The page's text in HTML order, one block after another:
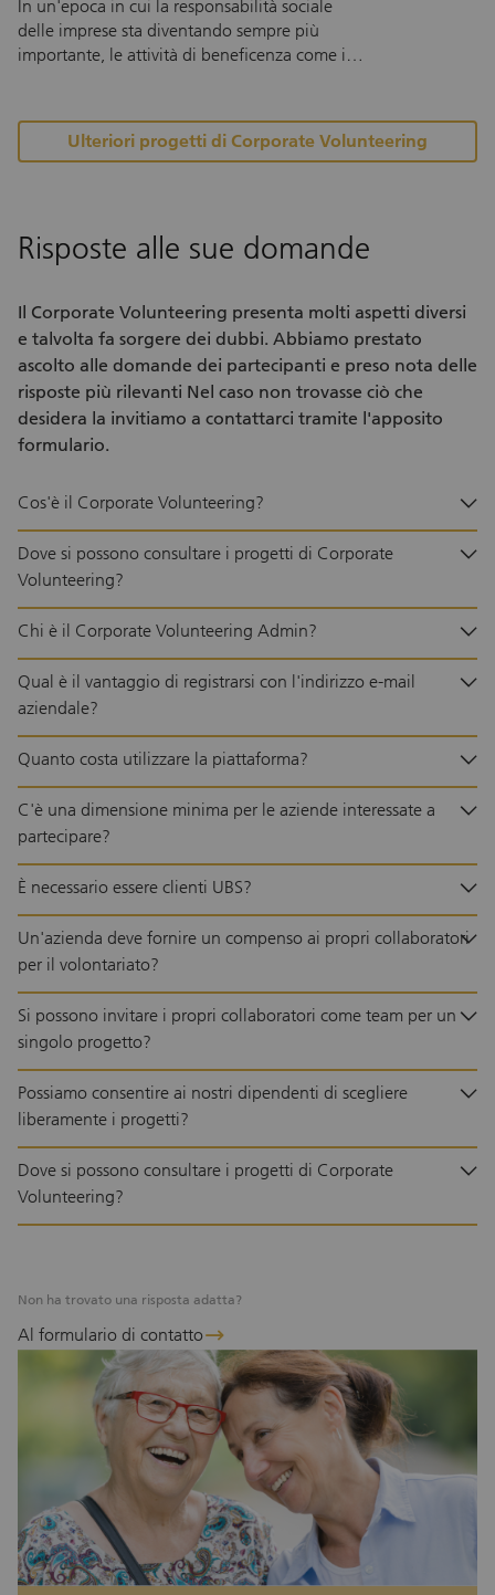
In un'epoca in cui la responsabilità sociale
delle imprese sta diventando sempre più
importante, le attività di beneficenza come i
Responsibility Day, un'azienda e i suoi
dipendenti dedicano un giorno a una buona
Anche il Centro di Competenza Svizzero
nel campo del littering, le aziende e i loro
dipendenti hanno l'opportunità di fare una
differenza visibile in un giorno – per la
protezione dell'ambiente e una natura senza
rifiuti.
Ulteriori progetti di Corporate Volunteering
Risposte alle sue domande
Il Corporate Volunteering presenta molti aspetti diversi
e talvolta fa sorgere dei dubbi. Abbiamo prestato
ascolto alle domande dei partecipanti e preso nota delle
risposte più rilevanti Nel caso non trovasse ciò che
desidera la invitiamo a contattarci tramite l'apposito
formulario.
Cos'è il Corporate Volunteering?
Dove si possono consultare i progetti di Corporate
Volunteering?
Chi è il Corporate Volunteering Admin?
Qual è il vantaggio di registrarsi con l'indirizzo e-mail
aziendale?
Quanto costa utilizzare la piattaforma?
C'è una dimensione minima per le aziende interessate a
partecipare?
È necessario essere clienti UBS?
Un'azienda deve fornire un compenso ai propri collaboratori
per il volontariato?
Si possono invitare i propri collaboratori come team per un
singolo progetto?
Possiamo consentire ai nostri dipendenti di scegliere
liberamente i progetti?
Dove si possono consultare i progetti di Corporate
Volunteering?
Non ha trovato una risposta adatta?
Al formulario di contattoarrow